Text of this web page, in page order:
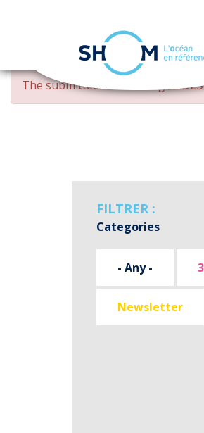
Skip
main
ERROR
MESSAGE
The submitted value changed
FILTRER :
Categories
- Any -
Newsletter